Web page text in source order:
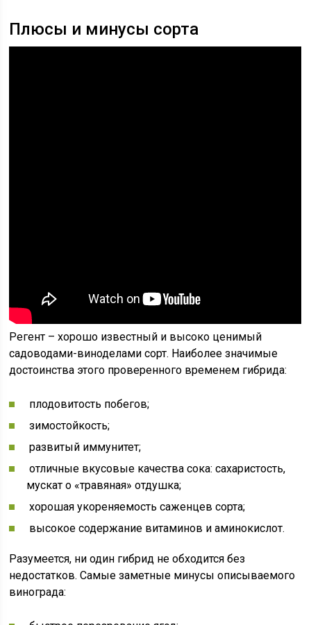
Плюсы и минусы сорта
Регент – хорошо известный и высоко ценимый
садоводами-виноделами сорт. Наиболее значимые
достоинства этого проверенного временем гибрида:
плодовитость побегов;
зимостойкость;
развитый иммунитет;
отличные вкусовые качества сока: сахаристость,
мускат о «травяная» отдушка;
хорошая укореняемость саженцев сорта;
высокое содержание витаминов и аминокислот.
Разумеется, ни один гибрид не обходится без
недостатков. Самые заметные минусы описываемого
винограда: